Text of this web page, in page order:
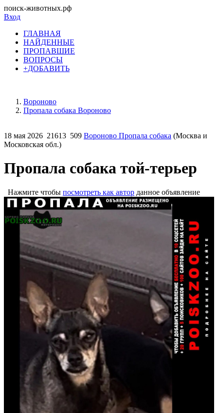
поиск-животных.рф
Вход
ГЛАВНАЯ
НАЙДЕННЫЕ
ПРОПАВШИЕ
ВОПРОСЫ
+ДОБАВИТЬ
Вороново
Пропала собака Вороново
18 мая 2026 21613 509 Вороново Пропала собака (Москва и
Московская обл.)
Пропала собака той-терьер
Нажмите чтобы посмотреть как автор данное объявление